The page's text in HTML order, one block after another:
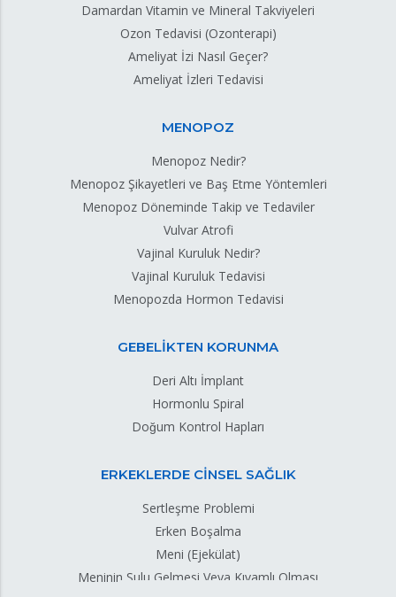
Damardan Vitamin ve Mineral Takviyeleri
Ozon Tedavisi (Ozonterapi)
Ameliyat İzi Nasıl Geçer?
Ameliyat İzleri Tedavisi
MENOPOZ
Menopoz Nedir?
Menopoz Şikayetleri ve Baş Etme Yöntemleri
Menopoz Döneminde Takip ve Tedaviler
Vulvar Atrofi
Vajinal Kuruluk Nedir?
Vajinal Kuruluk Tedavisi
Menopozda Hormon Tedavisi
GEBELİKTEN KORUNMA
Deri Altı İmplant
Hormonlu Spiral
Doğum Kontrol Hapları
ERKEKLERDE CİNSEL SAĞLIK
Sertleşme Problemi
Erken Boşalma
Meni (Ejekülat)
Meninin Sulu Gelmesi Veya Kıvamlı Olması